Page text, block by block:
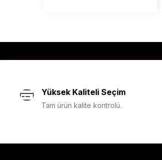
Yüksek Kaliteli Seçim
Tam ürün kalite kontrolü.